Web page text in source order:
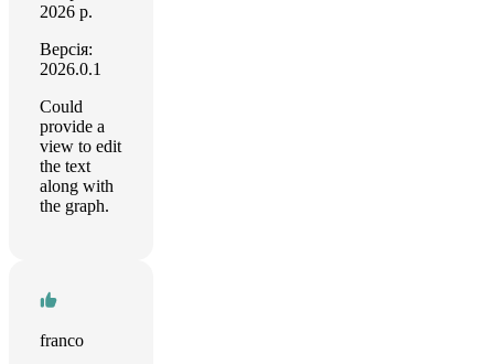
2026 р.
Версія:
2026.0.1
Could
provide a
view to edit
the text
along with
the graph.
franco